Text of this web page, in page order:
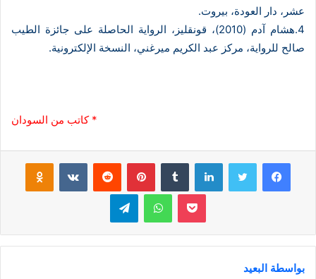
عشر، دار العودة، بيروت.
4.هشام آدم (2010)، قونقليز، الرواية الحاصلة على جائزة الطيب
صالح للرواية، مركز عبد الكريم ميرغني، النسخة الإلكترونية.
* كاتب من السودان
فيسبوك لينكدإن بينتيريست
بوكيت واتساب تيلقرام
بواسطة البعيد